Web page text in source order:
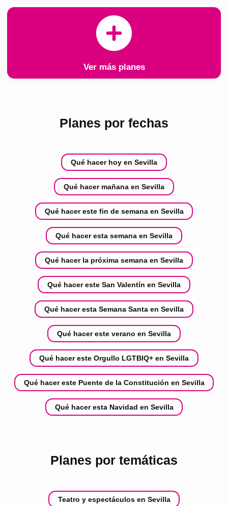
Ver más planes
Planes por fechas
Qué hacer hoy en Sevilla
Qué hacer mañana en Sevilla
Qué hacer este fin de semana en Sevilla
Qué hacer esta semana en Sevilla
Qué hacer la próxima semana en Sevilla
Qué hacer este San Valentín en Sevilla
Qué hacer esta Semana Santa en Sevilla
Qué hacer este verano en Sevilla
Qué hacer este Orgullo LGTBIQ+ en Sevilla
Qué hacer este Puente de la Constitución en Sevilla
Qué hacer esta Navidad en Sevilla
Planes por temáticas
Teatro y espectáculos en Sevilla